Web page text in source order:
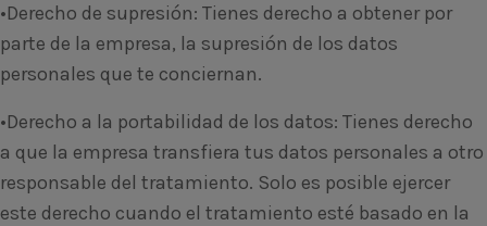
•Derecho de supresión: Tienes derecho a obtener por
parte de la empresa, la supresión de los datos
personales que te conciernan.
•Derecho a la portabilidad de los datos: Tienes derecho
a que la empresa transfiera tus datos personales a otro
responsable del tratamiento. Solo es posible ejercer
este derecho cuando el tratamiento esté basado en la